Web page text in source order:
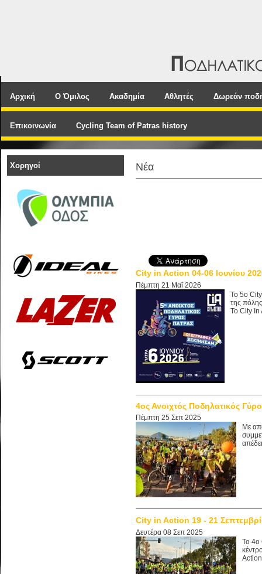
Αρχική Ο Όμιλος Ακαδημία Αθλητές Δωρεάν
Επικοινωνία Cycling Team of Patras history
Χορηγοί Νέα
City in Action 04-06 Ιουνίου
Πέμπτη 21 Μαΐ 2026
Το 5ο
της
Το City In
4ος Ανοιχτός Ποδηλατικός
Πέμπτη 25 Σεπ 2025
Με
City in Action 19 - 21
Δευτέρα 08 Σεπ 2025
Το 4ο
Action